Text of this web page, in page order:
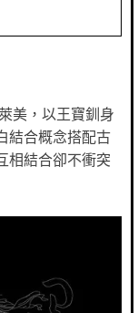
美，以王寶釧身
結合概念搭配古
相結合卻不衝突